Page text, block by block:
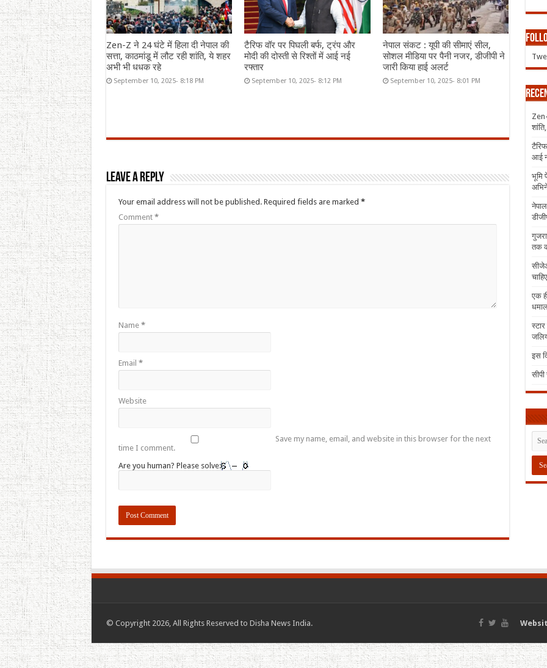
Zen-Z ने 24 घंटे में हिला दी नेपाल की
सत्ता, काठमांडू में लौट रही शांति, ये शहर
अभी भी धधक रहे
September 10, 2025- 8:18 PM
टैरिफ वॉर पर पिघली बर्फ, ट्रंप और
मोदी की दोस्ती से रिश्तों में आई नई
रफ्तार
September 10, 2025- 8:12 PM
नेपाल संकट : यूपी की सीमाएं सील,
सोशल मीडिया पर पैनी नजर, डीजीपी ने
जारी किया हाई अलर्ट
September 10, 2025- 8:01 PM
Leave a Reply
Your email address will not be published. Required fields are marked *
Comment *
Name *
Email *
Website
Save my name, email, and website in this browser for the next
time I comment.
Are you human? Please solve:
आई
भूमि
तक
एक
इस
© Copyright 2026, All Rights Reserved to Disha News India.